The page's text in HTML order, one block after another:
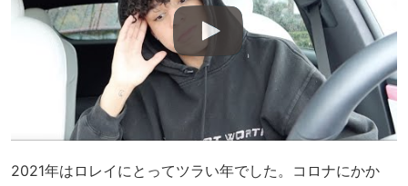
2021年はロレイにとってツラい年でした。コロナにかか